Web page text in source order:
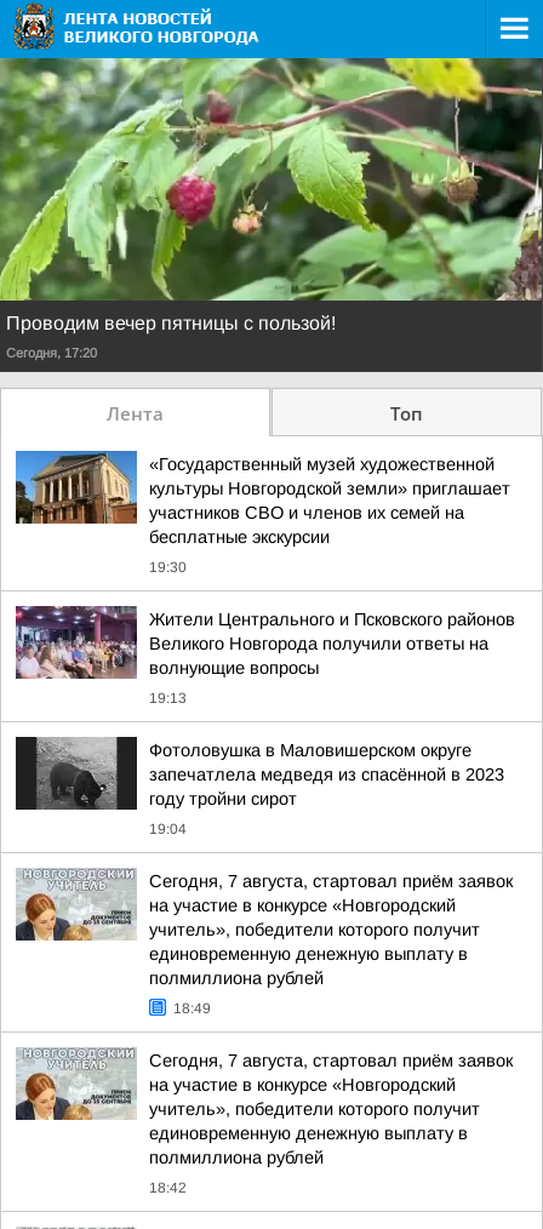
Проводим вечер пятницы с пользой!
Сегодня, 17:20
Лента Топ
«Государственный музей художественной
культуры Новгородской земли» приглашает
участников СВО и членов их семей на
бесплатные экскурсии
19:30
Жители Центрального и Псковского районов
Великого Новгорода получили ответы на
волнующие вопросы
19:13
Фотоловушка в Маловишерском округе
запечатлела медведя из спасённой в 2023
году тройни сирот
19:04
Сегодня, 7 августа, стартовал приём заявок
на участие в конкурсе «Новгородский
учитель», победители которого получит
единовременную денежную выплату в
полмиллиона рублей
18:49
Сегодня, 7 августа, стартовал приём заявок
на участие в конкурсе «Новгородский
учитель», победители которого получит
единовременную денежную выплату в
полмиллиона рублей
18:42